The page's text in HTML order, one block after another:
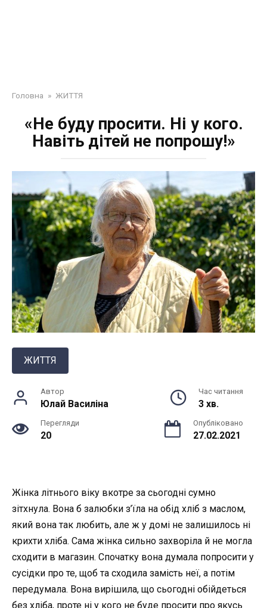
Головна » ЖИТТЯ
«Не буду просити. Ні у кого.
Навіть дітей не попрошу!»
ЖИТТЯ
Автор
Юлай Василiна
Час читання
3 хв.
Перегляди
20
Опубліковано
27.02.2021
Жінка літнього віку вкотре за сьогодні сумно
зітхнула. Вона б залюбки з’їла на обід хліб з маслом,
який вона так любить, але ж у домі не залишилось ні
крихти хліба. Сама жінка сильно захворіла й не могла
сходити в магазин. Спочатку вона думала попросити у
сусідки про те, щоб та сходила замість неї, а потім
передумала. Вона вирішила, що сьогодні обійдеться
без хліба, проте ні у кого не буде просити про якусь